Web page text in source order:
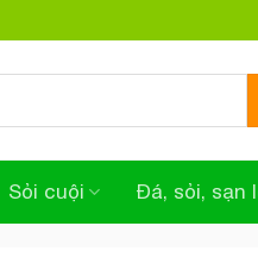
Sỏi cuội Đá, sỏi, sạn